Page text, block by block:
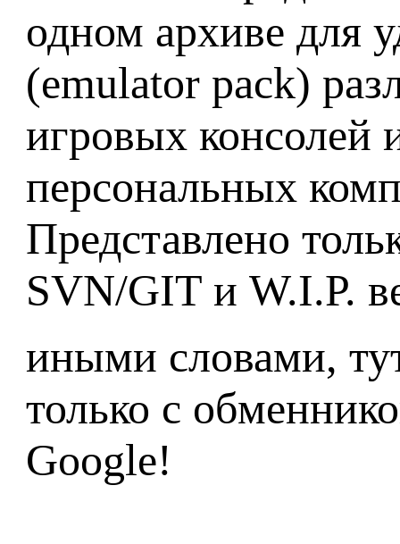
одном архиве для
(emulator pack)
игровых консолей
персональных
Представлено
SVN/GIT и W.I.P.
иными словами,
только с
Google!